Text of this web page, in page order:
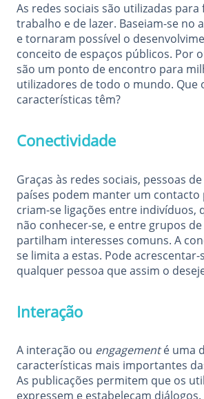
As redes sociais são utilizadas para
trabalho e de lazer. Baseiam-se no
e tornaram possível o
conceito de espaços públicos. Por
são um ponto de encontro para
utilizadores de todo o mundo. Que
características têm?
Conectividade
Graças às redes sociais, pessoas
países podem manter um contacto
criam-se ligações entre indivíduos,
não conhecer-se, e entre grupos
partilham interesses comuns. A
se limita a estas. Pode
qualquer pessoa que assim o
Interação
A interação ou engagementé uma
características mais importantes
As publicações permitem que os
expressem e estabeleçam diálogos.